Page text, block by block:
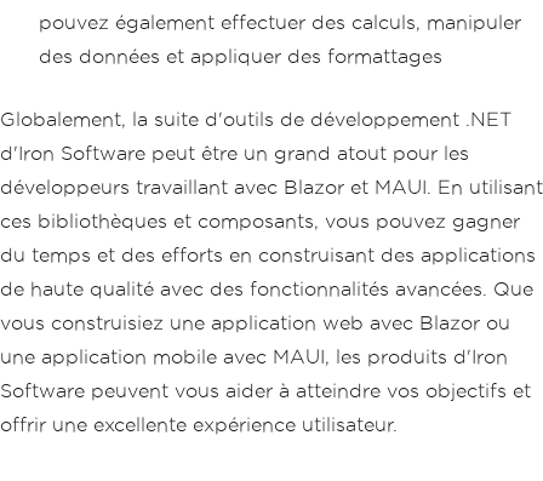
pouvez également effectuer des calculs, manipuler
des données et appliquer des formattages
Globalement, la suite d'outils de développement .NET
d'Iron Software peut être un grand atout pour les
développeurs travaillant avec Blazor et MAUI. En utilisant
ces bibliothèques et composants, vous pouvez gagner
du temps et des efforts en construisant des applications
de haute qualité avec des fonctionnalités avancées. Que
vous construisiez une application web avec Blazor ou
une application mobile avec MAUI, les produits d'Iron
Software peuvent vous aider à atteindre vos objectifs et
offrir une excellente expérience utilisateur.